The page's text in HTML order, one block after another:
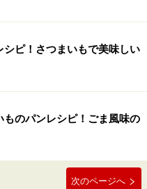
シピ！さつまいもで美味しい
ものパンレシピ！ごま風味の
次のページへ